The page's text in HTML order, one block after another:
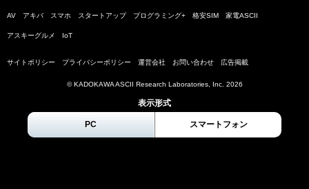
AV アキバ スマホ スタートアップ プログラミング+ 格安SIM 家電ASCII
アスキーグルメ IoT
サイトポリシー プライバシーポリシー 運営会社 お問い合わせ 広告掲載
© KADOKAWA ASCII Research Laboratories, Inc. 2026
表示形式
PC スマートフォン